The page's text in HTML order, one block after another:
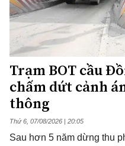
Trạm BOT cầu
chấm dứt cảnh
thông
Thứ 6, 07/08/2026 | 20:05
Sau hơn 5 năm dừng thu